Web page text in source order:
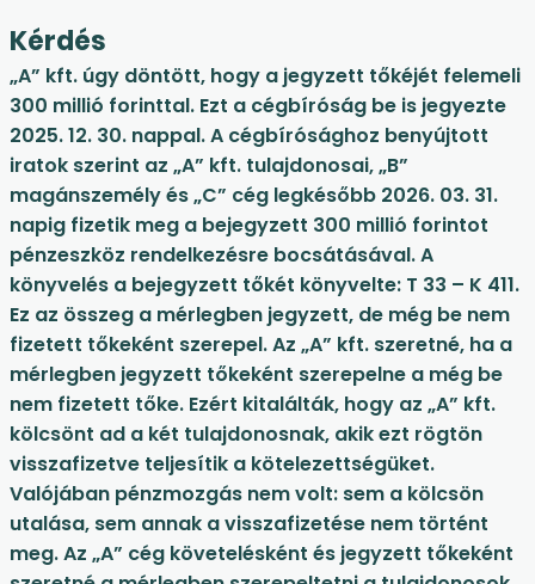
Kérdés
„A” kft. úgy döntött, hogy a jegyzett tőkéjét felemeli
300 millió forinttal. Ezt a cégbíróság be is jegyezte
2025. 12. 30. nappal. A cégbírósághoz benyújtott
iratok szerint az „A” kft. tulajdonosai, „B”
magánszemély és „C” cég legkésőbb 2026. 03. 31.
napig fizetik meg a bejegyzett 300 millió forintot
pénzeszköz rendelkezésre bocsátásával. A
könyvelés a bejegyzett tőkét könyvelte: T 33 – K 411.
Ez az összeg a mérlegben jegyzett, de még be nem
fizetett tőkeként szerepel. Az „A” kft. szeretné, ha a
mérlegben jegyzett tőkeként szerepelne a még be
nem fizetett tőke. Ezért kitalálták, hogy az „A” kft.
kölcsönt ad a két tulajdonosnak, akik ezt rögtön
visszafizetve teljesítik a kötelezettségüket.
Valójában pénzmozgás nem volt: sem a kölcsön
utalása, sem annak a visszafizetése nem történt
meg. Az „A” cég követelésként és jegyzett tőkeként